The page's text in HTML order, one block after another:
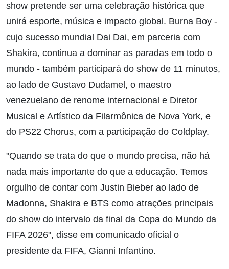
show pretende ser uma celebração histórica que
unirá esporte, música e impacto global. Burna Boy -
cujo sucesso mundial Dai Dai, em parceria com
Shakira, continua a dominar as paradas em todo o
mundo - também participará do show de 11 minutos,
ao lado de Gustavo Dudamel, o maestro
venezuelano de renome internacional e Diretor
Musical e Artístico da Filarmônica de Nova York, e
do PS22 Chorus, com a participação do Coldplay.
"Quando se trata do que o mundo precisa, não há
nada mais importante do que a educação. Temos
orgulho de contar com Justin Bieber ao lado de
Madonna, Shakira e BTS como atrações principais
do show do intervalo da final da Copa do Mundo da
FIFA 2026", disse em comunicado oficial o
presidente da FIFA, Gianni Infantino.